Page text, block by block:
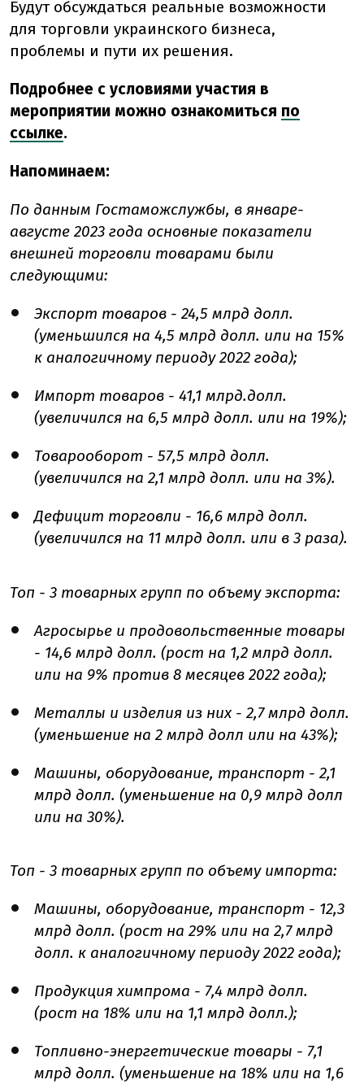
Будут обсуждаться реальные возможности
для торговли украинского бизнеса,
проблемы и пути их решения.
Подробнее с условиями участия в
мероприятии можно ознакомиться по
ссылке.
Напоминаем:
По данным Гостаможслужбы, в январе-
августе 2023 года основные показатели
внешней торговли товарами были
следующими:
Экспорт товаров - 24,5 млрд долл.
(уменьшился на 4,5 млрд долл. или на 15%
к аналогичному периоду 2022 года);
Импорт товаров - 41,1 млрд.долл.
(увеличился на 6,5 млрд долл. или на 19%);
Товарооборот - 57,5 млрд долл.
(увеличился на 2,1 млрд долл. или на 3%).
Дефицит торговли - 16,6 млрд долл.
(увеличился на 11 млрд долл. или в 3 раза).
Топ - 3 товарных групп по объему экспорта:
Агросырье и продовольственные товары
- 14,6 млрд долл. (рост на 1,2 млрд долл.
или на 9% против 8 месяцев 2022 года);
Металлы и изделия из них - 2,7 млрд долл.
(уменьшение на 2 млрд долл или на 43%);
Машины, оборудование, транспорт - 2,1
млрд долл. (уменьшение на 0,9 млрд долл
или на 30%).
Топ - 3 товарных групп по объему импорта:
Машины, оборудование, транспорт - 12,3
млрд долл. (рост на 29% или на 2,7 млрд
долл. к аналогичному периоду 2022 года);
Продукция химпрома - 7,4 млрд долл.
(рост на 18% или на 1,1 млрд долл.);
Топливно-энергетические товары - 7,1
млрд долл. (уменьшение на 18% или на 1,6